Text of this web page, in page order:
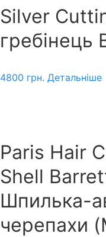
Silver
гребінець
4800 грн. Детальніше
Paris Hair
Shell
Шпилька-
черепахи